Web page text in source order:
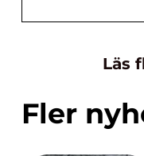
Läs
Fler